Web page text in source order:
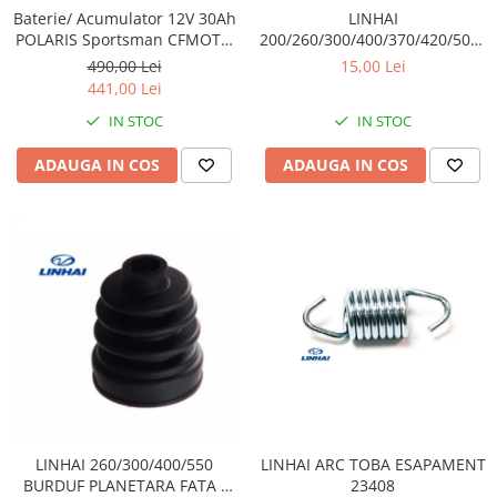
Baterii ATV
Bloc lumini
Blocuri Comenzi
Bobina inductie
Butoane
CALCULATOR SERVO
Contacte
ELECTROMOTOR
Termostate
Protectii
Armura Moto
Centura Spate
Gat
Genunchiere
Slidere
Baterie/ Acumulator 12V 30Ah
POLARIS Sportsman CFMOTO
400 / 450 AU / 550 / 625 / 820 /
850 / 1000 fara intretinere
490,00 Lei
441,00 Lei
IN STOC
ADAUGA IN COS
LINHAI
200/260/300/400/370/420/500/
TAMPON CAUCIUC ( PRAG) /
15,00 Lei
IN STOC
ADAUGA IN COS
LINHAI 260/300/400/550
BURDUF PLANETARA FATA /
LINHAI ARC TOBA ESAPAMENT
23408